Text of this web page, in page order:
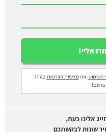
השימושואת מדיניות הפרטיותבאתר.
בחינם!
אלינו כעת,